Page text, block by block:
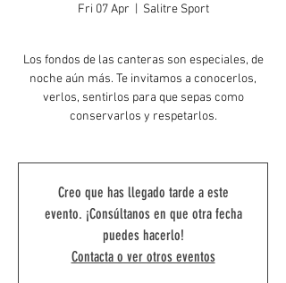
Fri 07 Apr Salitre Sport
Los fondos de las canteras son especiales, de
noche aún más. Te invitamos a conocerlos,
verlos, sentirlos para que sepas como
conservarlos y respetarlos.
Creo que has llegado tarde a este
evento. ¡Consúltanos en que otra fecha
puedes hacerlo!
Contacta o ver otros eventos